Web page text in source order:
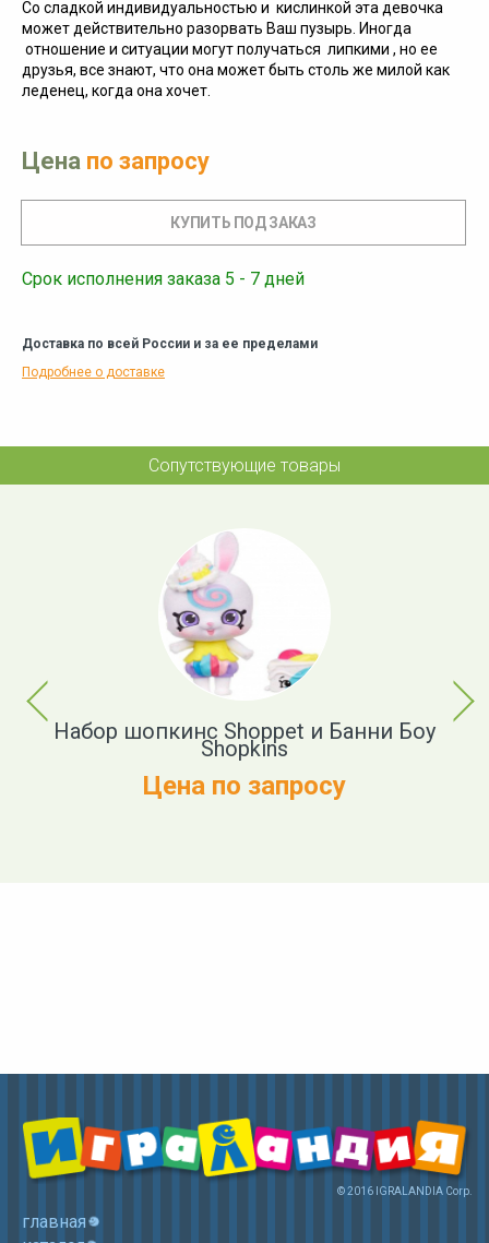
Со сладкой индивидуальностью и кислинкой эта девочка
может действительно разорвать Ваш пузырь. Иногда
отношение и ситуации могут получаться липкими , но ее
друзья, все знают, что она может быть столь же милой как
леденец, когда она хочет.
Цена по запросу
Срок исполнения заказа 5 - 7 дней
Доставка по всей России и за ее пределами
Подробнее о доставке
Сопутствующие товары
Previous
Набор шопкинс Shoppet и Банни Боу
Shopkins
Цена по запросу
Next
© 2016 IGRALANDIA Corp.
главная